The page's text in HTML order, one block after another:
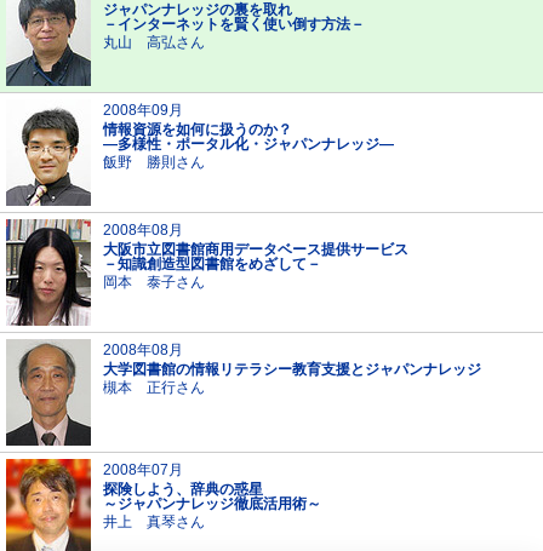
ジャパンナレッジの裏を取れ
－インターネットを賢く使い倒す方法－
丸山 高弘さん
2008年09月
情報資源を如何に扱うのか？
―多様性・ポータル化・ジャパンナレッジ―
飯野 勝則さん
2008年08月
大阪市立図書館商用データベース提供サービス
－知識創造型図書館をめざして－
岡本 泰子さん
2008年08月
大学図書館の情報リテラシー教育支援とジャパンナレッジ
槻本 正行さん
2008年07月
探険しよう、辞典の惑星
～ジャパンナレッジ徹底活用術～
井上 真琴さん